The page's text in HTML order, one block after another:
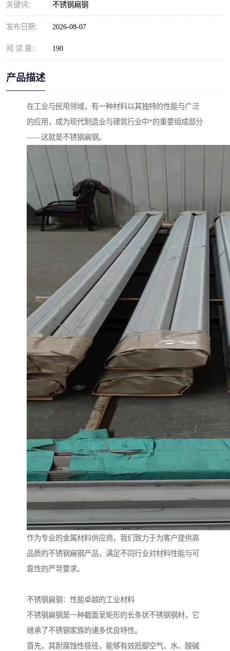
关键词： 不锈钢扁钢
发布日期： 2026-08-07
阅 读 量： 190
产品描述
在工业与民用领域，有一种材料以其独特的性能与广泛
的应用，成为现代制造业与建筑行业中*的重要组成部分
——这就是不锈钢扁钢。
作为专业的金属材料供应商，我们致力于为客户提供高
品质的不锈钢扁钢产品，满足不同行业对材料性能与可
靠性的严苛要求。
不锈钢扁钢：性能卓越的工业材料
不锈钢扁钢是一种截面呈矩形的长条状不锈钢钢材，它
继承了不锈钢家族的诸多优良特性。
首先，其耐腐蚀性极佳，能够有效抵御空气、水、酸碱